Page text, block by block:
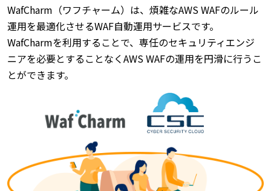
WafCharm（ワフチャーム）は、煩雑なAWS WAFのルール
運用を最適化させるWAF自動運用サービスです。
WafCharmを利用することで、専任のセキュリティエンジ
ニアを必要とすることなくAWS WAFの運用を円滑に行うこ
とができます。